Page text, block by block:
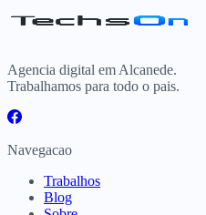
Agencia digital em Alcanede.
Trabalhamos para todo o pais.
Navegacao
Trabalhos
Blog